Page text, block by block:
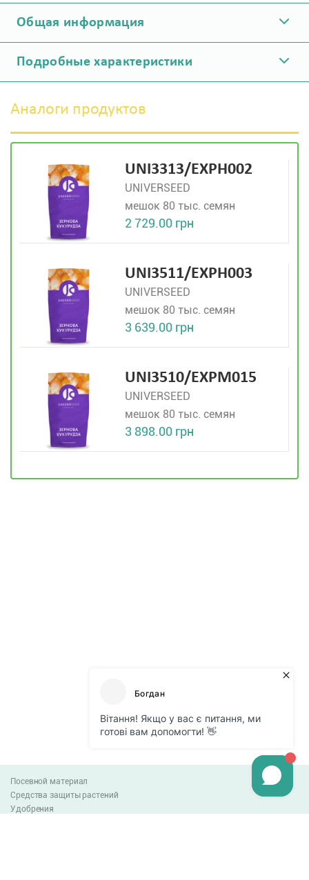
Общая информация
Подробные характеристики
Аналоги продуктов
UNI3313/EXPH002
UNIVERSEED
мешок 80 тыс. семян
2 729.00 грн
UNI3511/EXPH003
UNIVERSEED
мешок 80 тыс. семян
3 639.00 грн
UNI3510/ЕХРМ015
UNIVERSEED
мешок 80 тыс. семян
3 898.00 грн
Посевной материал
Средства защиты растений
Удобрения